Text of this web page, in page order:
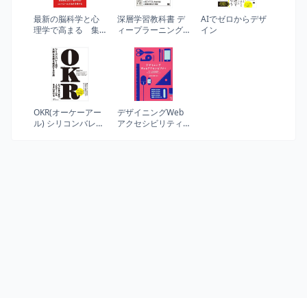
最新の脳科学と心
理学で高まる 集
トン新書)
深層学習教科書 デ
ィープラーニング
スト)公式テキスト
第2版
AIでゼロからデザ
イン
OKR(オーケーアー
ル) シリコンバレー
デザイニングWeb
アクセシビリティ -